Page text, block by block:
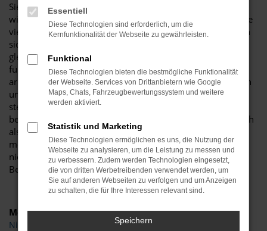
Sie stehen vor dem Kauf eines neuen Autos? Dann bringen
wir den Hersteller Nissan ins Spiel. Sie werden staunen, wie
vielseitig die Fahrzeuge dieses Autobauers sind und dürfen
sich auf exzellente Qualität freuen. Nissan steht
gleichermaßen für gelungene und emotionale Designs wie
für eine erstklassige Verarbeitung. Unter der Motorhaube
arbeiten die Fahrzeuge hocheffizient und umweltfreundlich
und bieten doch eine Menge an Fahrspaß. Kurzum: Nissan
stellt immer eine Alternative dar. Zu haben sind die Nissan
bei uns sowohl als Neuwagen oder Tageszulassung als auch
als Gebrauchtfahrzeuge und Jahreswagen. Die Vielfalt an
möglichen Ausführungen steht der Fülle an Modellen in
nichts nach. Keine Sorge: dank unserer kompetenten
Beratung behalten Sie stets den Überblick.
Modelle
Nissan Qashqai
Essentiell
Diese Technologien sind erforderlich, um die
Kernfunktionalität der Webseite zu gewährleisten.
Funktional
Diese Technologien bieten die bestmögliche Funktionalität
der Webseite. Services von Drittanbietern wie Google
Maps, Chats, Fahrzeugbewertungssystem und weitere
werden aktiviert.
Statistik und Marketing
Diese Technologien ermöglichen es uns, die Nutzung der
Webseite zu analysieren, um die Leistung zu messen und
zu verbessern. Zudem werden Technologien eingesetzt,
die von dritten Werbetreibenden verwendet werden, um
Sie auf anderen Webseiten zu verfolgen und um Anzeigen
zu schalten, die für Ihre Interessen relevant sind.
Speichern